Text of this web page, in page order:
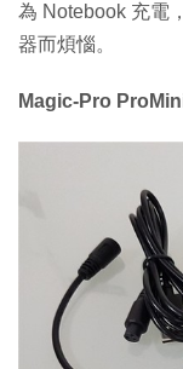
為 Notebook 充電
器而煩惱。
Magic-Pro